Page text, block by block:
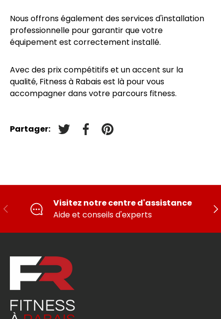
Nous offrons également des services d'installation
professionnelle pour garantir que votre
équipement est correctement installé.
Avec des prix compétitifs et un accent sur la
qualité, Fitness à Rabais est là pour vous
accompagner dans votre parcours fitness.
Partager: Tweeter sur Twitter
Partager sur Facebook
Épingler sur Pinterest
PRÉCÉDENT
Visitez notre centre d'assistance
Aide et conseils d'experts